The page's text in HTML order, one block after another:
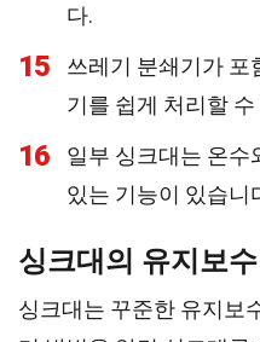
다.
15
쓰레기 분쇄기가 포
기를 쉽게 처리할
16
일부 싱크대는 온수
있는 기능이 있습니
싱크대의 유지보수
싱크대는 꾸준한 유지보